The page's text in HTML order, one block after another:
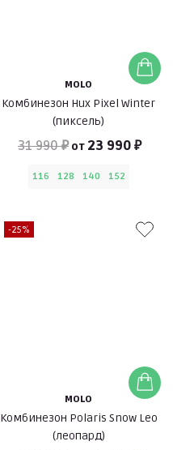
MOLO
Комбинезон Hux Pixel Winter
(пиксель)
31 990 ₽ от 23 990 ₽
116 128 140 152
-25%
MOLO
Комбинезон Polaris Snow Leo
(леопард)